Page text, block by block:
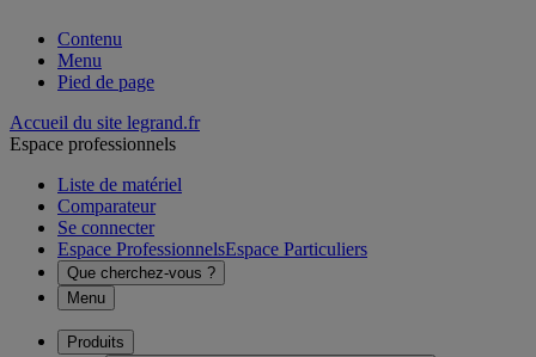
Contenu
Menu
Pied de page
Accueil du site legrand.fr
Espace professionnels
Liste de matériel
Comparateur
Se connecter
Espace ProfessionnelsEspace Particuliers
Que cherchez-vous ?
Menu
Produits